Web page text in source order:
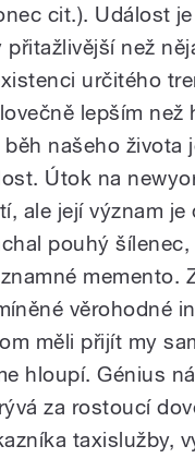
cit.). Událost
než
určitého
lepším než
našeho života
Útok na
ale její význam je
pouhý
memento.
věrohodné
měli přijít my
hloupí. Génius
za rostoucí
taxislužby,